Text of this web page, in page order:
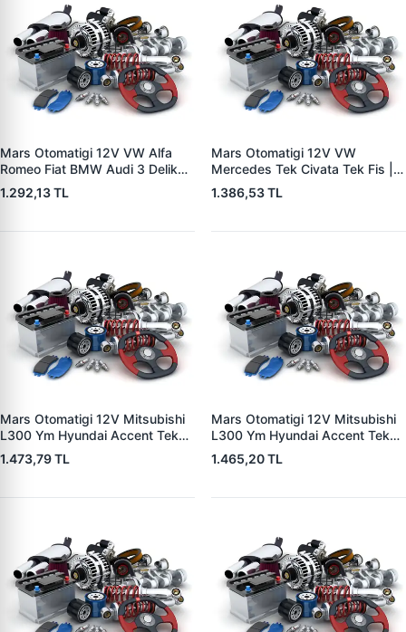
Mars Otomatigi 12V VW Alfa
Romeo Fiat BMW Audi 3 Delik
Tek Fisli (CBSB604) | ZM 0573
1.292,13 TL
Mars Otomatigi 12V VW
Mercedes Tek Civata Tek Fis |
ZM 0472 | OEM 331303134
1.386,53 TL
Mars Otomatigi 12V Mitsubishi
L300 Ym Hyundai Accent Tek
Fisli Yan | ZM 4698 | OEM
23343M8210 23343T5001
1.473,79 TL
Mars Otomatigi 12V Mitsubishi
L300 Ym Hyundai Accent Tek
Fisli Dik Dodge Nissan Forklift
Mazda | ZM 5698 | OEM
3612035510
1.465,20 TL